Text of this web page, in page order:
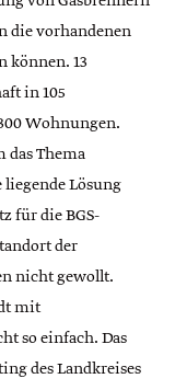
die vorhandenen
können. 13
in 105
Wohnungen.
das Thema
Lösung
für die BGS-
der
nicht gewollt.
mit
so einfach. Das
des Landkreises